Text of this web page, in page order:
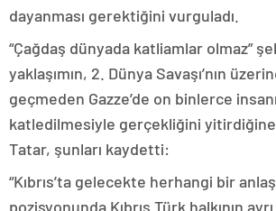
dayanması gerektiğini vurguladı.
“Çağdaş dünyada katliamlar olmaz”
yaklaşımın, 2. Dünya Savaşı’nın
geçmeden Gazze’de on binlerce
katledilmesiyle gerçekliğini
Tatar, şunları kaydetti:
“Kıbrıs’ta gelecekte herhangi bir
pozisyonunda Kıbrıs Türk halkının